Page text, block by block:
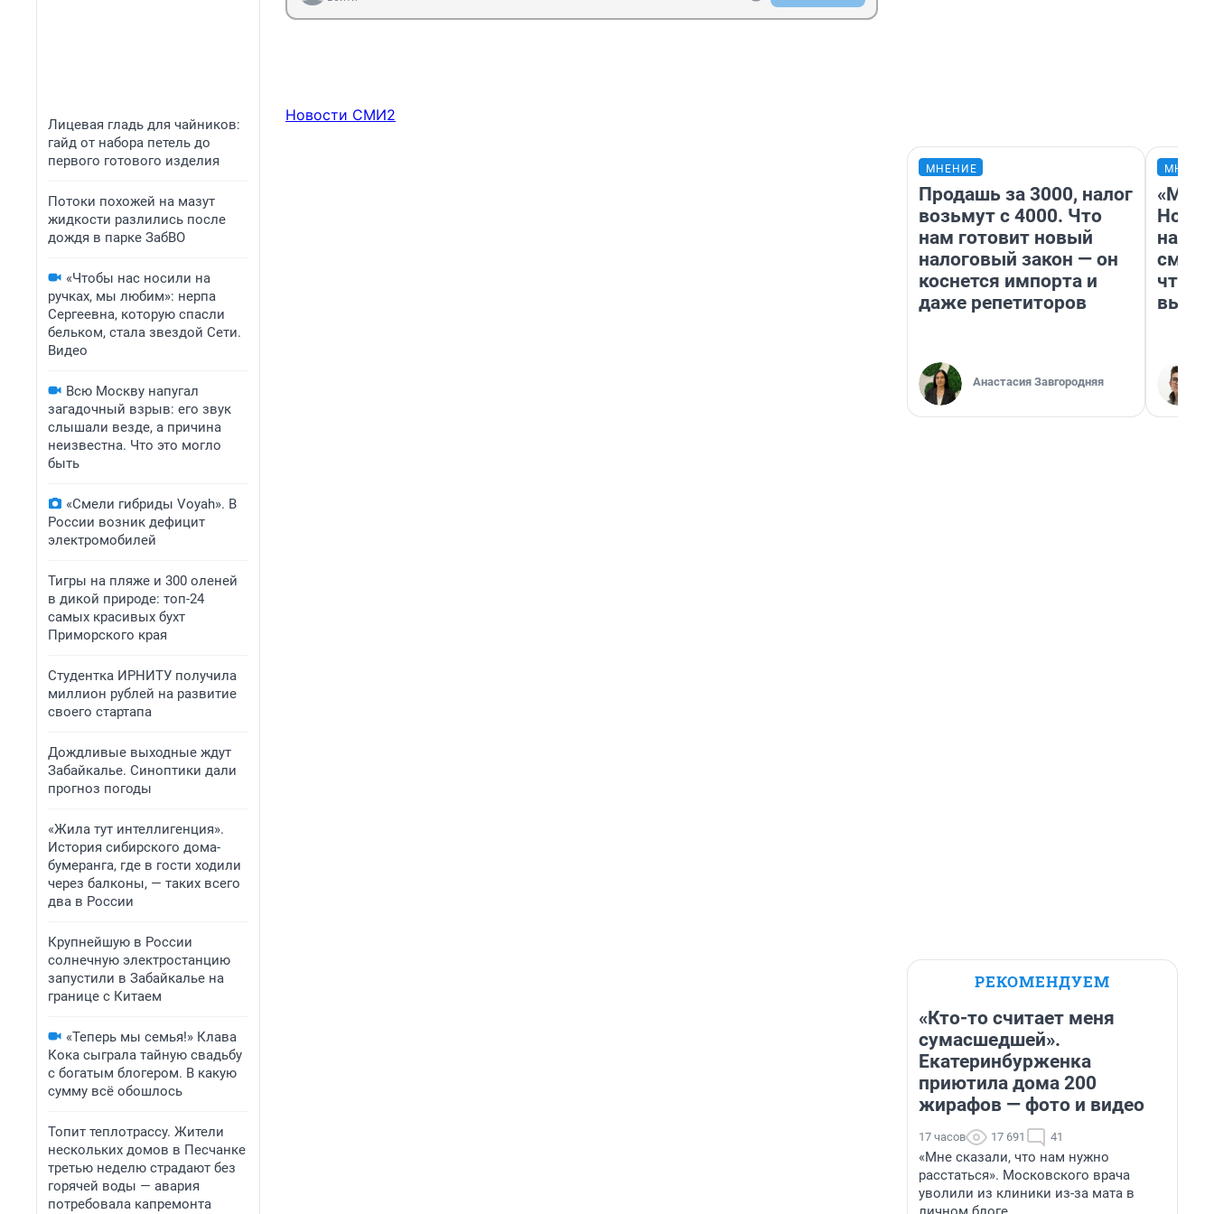
Лицевая гладь для чайников:
гайд от набора петель до
первого готового изделия
Потоки похожей на мазут
жидкости разлились после
дождя в парке ЗабВО
«Чтобы нас носили на
ручках, мы любим»: нерпа
Сергеевна, которую спасли
бельком, стала звездой Сети.
Видео
Всю Москву напугал
загадочный взрыв: его звук
слышали везде, а причина
неизвестна. Что это могло
быть
«Смели гибриды Voyah». В
России возник дефицит
электромобилей
Тигры на пляже и 300 оленей
в дикой природе: топ-24
самых красивых бухт
Приморского края
Студентка ИРНИТУ получила
миллион рублей на развитие
своего стартапа
Дождливые выходные ждут
Забайкалье. Синоптики дали
прогноз погоды
«Жила тут интеллигенция».
История сибирского дома-
бумеранга, где в гости ходили
через балконы, — таких всего
два в России
Крупнейшую в России
солнечную электростанцию
запустили в Забайкалье на
границе с Китаем
«Теперь мы семья!» Клава
Кока сыграла тайную свадьбу
с богатым блогером. В какую
сумму всё обошлось
Топит теплотрассу. Жители
нескольких домов в Песчанке
третью неделю страдают без
горячей воды — авария
потребовала капремонта
Новости СМИ2
МНЕНИЕ
Продашь за 3000, налог
возьмут с 4000. Что
нам готовит новый
налоговый закон — он
коснется импорта и
даже репетиторов
Анастасия Завгородняя
«Мы
РЕКОМЕНДУЕМ
«Кто-то считает меня
сумасшедшей».
Екатеринбурженка
приютила дома 200
жирафов — фото и видео
17 часов 17 691 41
«Мне сказали, что нам нужно
расстаться». Московского врача
уволили из клиники из-за мата в